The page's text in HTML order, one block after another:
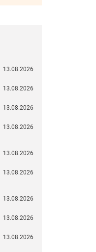
13.08.2026
13.08.2026
13.08.2026
13.08.2026
13.08.2026
13.08.2026
13.08.2026
13.08.2026
13.08.2026